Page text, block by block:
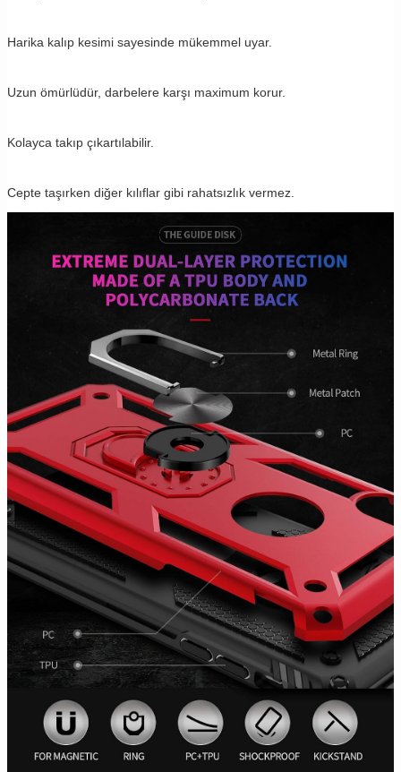
Harika kalıp kesimi sayesinde mükemmel uyar.
Uzun ömürlüdür, darbelere karşı maximum korur.
Kolayca takıp çıkartılabilir.
Cepte taşırken diğer kılıflar gibi rahatsızlık vermez.